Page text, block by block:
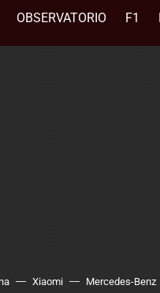
OBSERVATORIO F1
Xiaomi Mercedes-Benz